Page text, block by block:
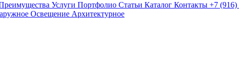
Услуги Портфолио Статьи Каталог Контакты +7 (916)
Освещение Архитектурное